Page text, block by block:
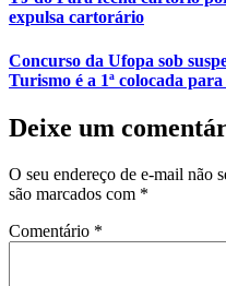
expulsa cartorário
Concurso da Ufopa sob
Turismo é a 1ª colocada
Deixe um
O seu endereço de e-mail não
são marcados com *
Comentário *